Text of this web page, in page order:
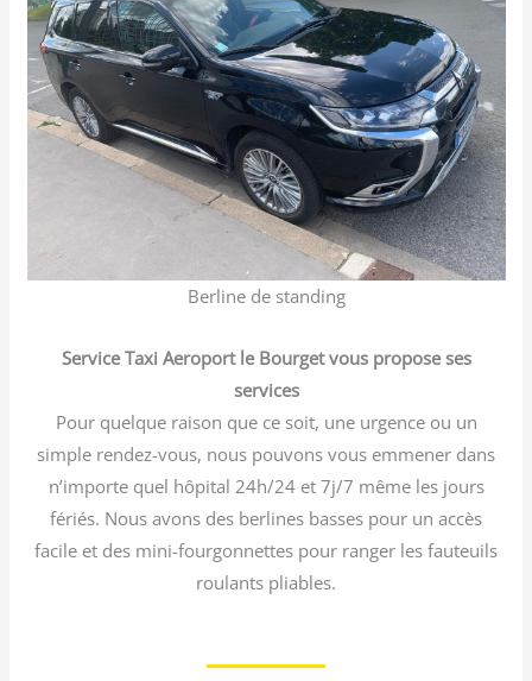
Berline de standing
Service Taxi Aeroport le Bourget vous propose ses
services
Pour quelque raison que ce soit, une urgence ou un
simple rendez-vous, nous pouvons vous emmener dans
n’importe quel hôpital 24h/24 et 7j/7 même les jours
fériés. Nous avons des berlines basses pour un accès
facile et des mini-fourgonnettes pour ranger les fauteuils
roulants pliables.